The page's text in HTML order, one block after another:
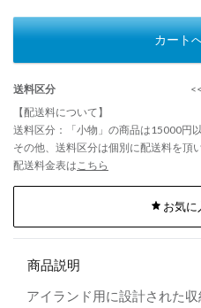
カート
送料区分
【配送料について】
送料区分：「小物」の商品は15000円
その他、送料区分は個別に配送料を頂
配送料金表はこちら
お気に
商品説明
アイランド用に設計された収